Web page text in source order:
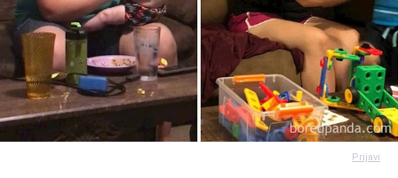
Prijavi